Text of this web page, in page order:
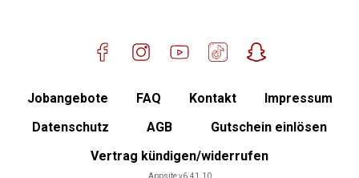
Mitgliederbereich
Jobangebote FAQ Kontakt
Impressum
Datenschutz
AGB
Gutschein einlösen
Vertrag kündigen/widerrufen
Appsite v6.41.10